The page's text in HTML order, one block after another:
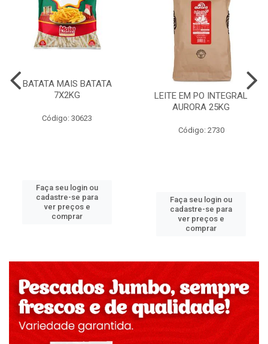
BATATA MAIS BATATA
7X2KG
Código: 30623
Faça seu login ou
cadastre-se para
ver preços e
comprar
LEITE EM PO INTEGRAL
AURORA 25KG
Código: 2730
Faça seu login ou
cadastre-se para
ver preços e
comprar